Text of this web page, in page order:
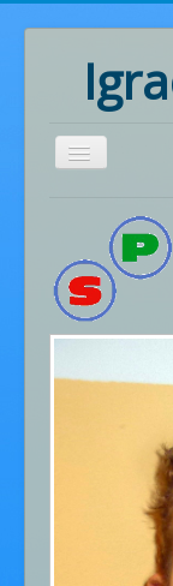
Rođendani
Pozivnice
Radionice
Ritmika
Cjenik usluga
Gdje smo -